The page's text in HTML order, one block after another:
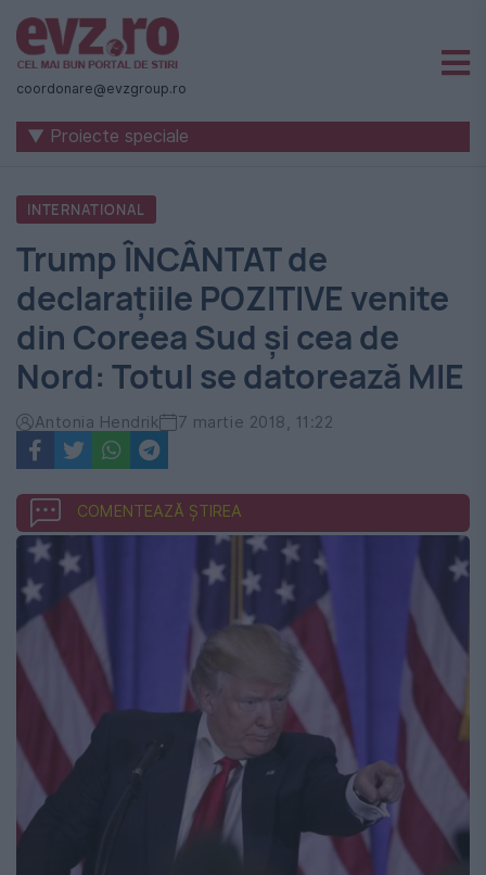
Știri
naționale
internaționale
România
Evenimentul
Zilei
coordonare@evzgroup.ro
▼ Proiecte speciale
INTERNATIONAL
Trump ÎNCÂNTAT de
declaraţiile POZITIVE venite
din Coreea Sud şi cea de
Nord: Totul se datorează MIE
Antonia Hendrik 7 martie 2018, 11:22
COMENTEAZĂ ȘTIREA